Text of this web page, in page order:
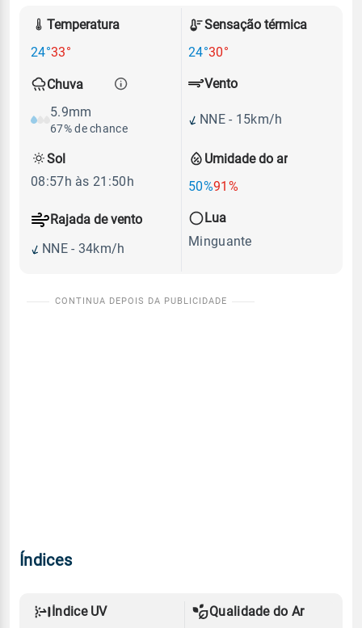
Temperatura
24°33°
Sensação térmica
24°30°
Chuva
5.9mm
67% de chance
Umidade do ar
50%91%
Vento
NNE - 15km/h
Rajada de vento
NNE - 34km/h
Sol
08:57h às 21:50h
Lua
Minguante
Índices
Índice UV Qualidade do Ar